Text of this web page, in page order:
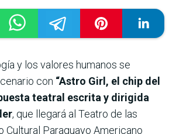
y los valores humanos se
con “Astro Girl, el chip del
teatral escrita y dirigida
, que llegará al Teatro de las
Cultural Paraguayo Americano